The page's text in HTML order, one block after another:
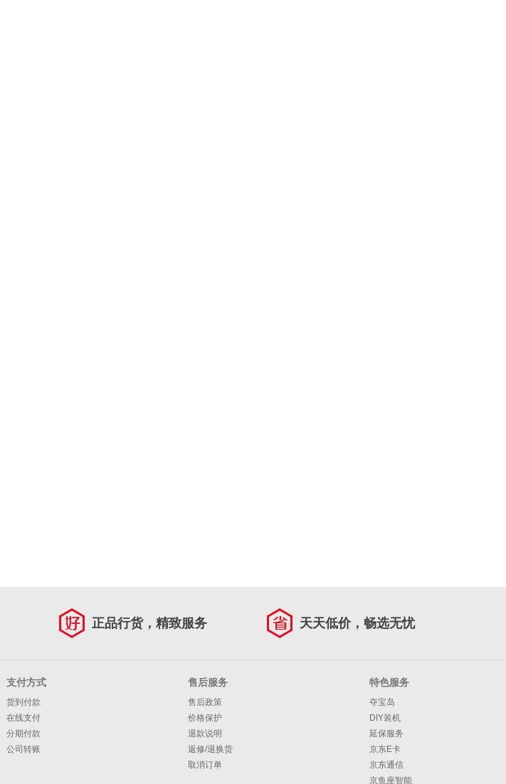
正品行货，精致服务 天天低价，畅选无忧
支付方式
货到付款
在线支付
分期付款
公司转账
售后服务
售后政策
价格保护
退款说明
返修/退换货
取消订单
特色服务
夺宝岛
DIY装机
延保服务
京东E卡
京东通信
京鱼座智能